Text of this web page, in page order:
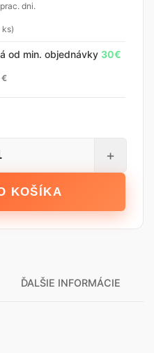
dni.
od min. objednávky 30€
€
+
KOŠÍKA
ĎALŠIE INFORMÁCIE